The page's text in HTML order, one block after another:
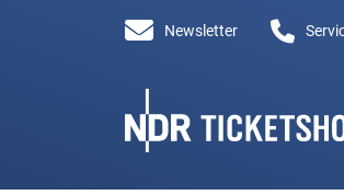
Newsletter